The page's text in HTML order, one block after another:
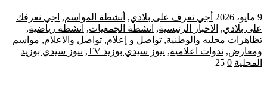
9 مايو، 2026 أجي نعرف على بلادي, أنشطة المواسم, اجي نعرفك
على بلادي, الاخبار الرئيسية, انشطة الجمعيات, انشطة رياضية,
تظاهرات محليه والوطنية, تواصل و إعلام, تواصل والاعلام, مواسم
ومعارض, ندوات اعلامية, نيوز سيدي بوزيد TV , نيوز سيدي بوزيد
المحلية 0
25